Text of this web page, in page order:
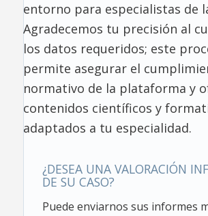
entorno para especialistas de
Agradecemos tu precisión al
los datos requeridos; este
permite asegurar el
normativo de la plataforma y
contenidos científicos y
adaptados a tu especialidad.
¿DESEA UNA VALORACIÓN
DE SU CASO?
Puede enviarnos sus informes